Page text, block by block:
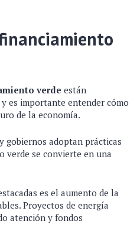
verde están
es importante entender cómo
de la economía.
gobiernos adoptan prácticas
verde se convierte en una
es el aumento de la
Proyectos de energía
atención y fondos